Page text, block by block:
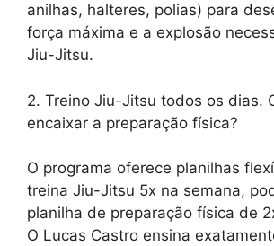
anilhas, halteres, polias) para
força máxima e a explosão
Jiu-Jitsu.
2. Treino Jiu-Jitsu todos os dias.
encaixar a preparação física?
O programa oferece planilhas
treina Jiu-Jitsu 5x na semana,
planilha de preparação física de
O Lucas Castro ensina